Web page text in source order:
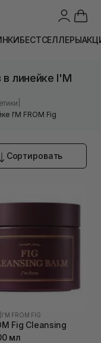
БЕСТСЕЛЛЕРЫ
в линейке I'M
I'M FROM Fig
Сортировать
I'M FROM FIG
Fig Cleansing
мл